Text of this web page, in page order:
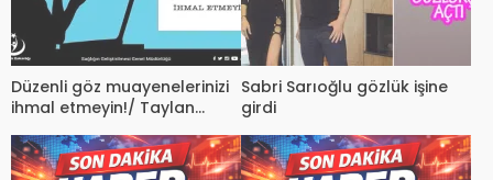
Düzenli göz muayenelerinizi
ihmal etmeyin!/ Taylan
Sabri Sarıoğlu gözlük işine
girdi